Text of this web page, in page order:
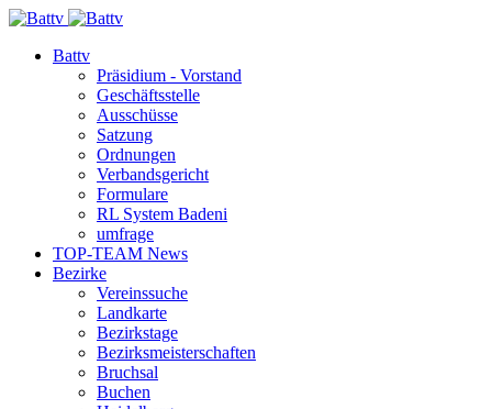
Battv
Präsidium - Vorstand
Geschäftsstelle
Ausschüsse
Satzung
Ordnungen
Verbandsgericht
Formulare
RL System Badeni
umfrage
TOP-TEAM News
Bezirke
Vereinssuche
Landkarte
Bezirkstage
Bezirksmeisterschaften
Bruchsal
Buchen